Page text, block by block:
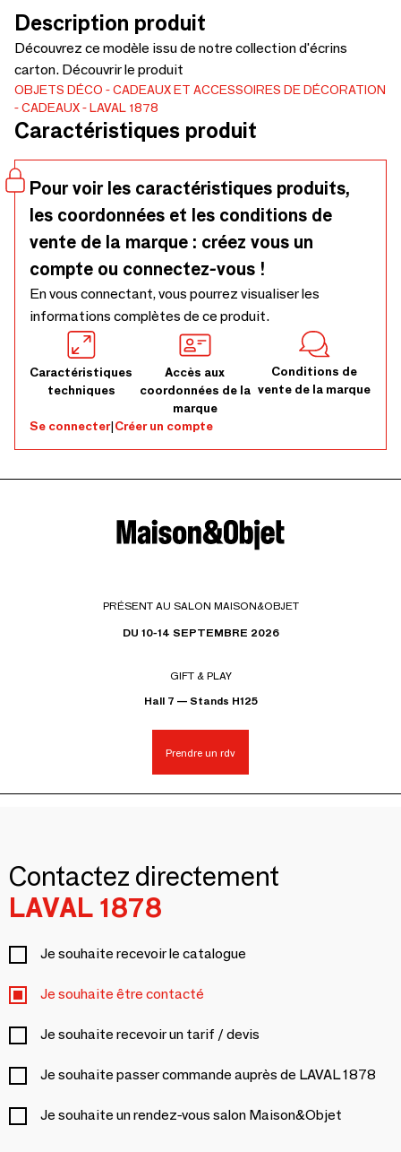
Description produit
Découvrez ce modèle issu de notre collection d'écrins
carton. Découvrir le produit
OBJETS DÉCO
CADEAUX ET ACCESSOIRES DE DÉCORATION
CADEAUX
LAVAL 1878
Caractéristiques produit
Pour voir les caractéristiques produits,
les coordonnées et les conditions de
vente de la marque : créez vous un
compte ou connectez-vous !
En vous connectant, vous pourrez visualiser les
informations complètes de ce produit.
Caractéristiques
techniques
Accès aux
coordonnées de la
marque
Conditions de
vente de la marque
Se connecter|Créer un compte
PRÉSENT AU SALON MAISON&OBJET
DU 10-14 SEPTEMBRE 2026
GIFT & PLAY
Hall 7 — Stands H125
Prendre un rdv
Contactez directement
LAVAL 1878
Je souhaite recevoir le catalogue
Je souhaite être contacté
Je souhaite recevoir un tarif / devis
Je souhaite passer commande auprès de LAVAL 1878
Je souhaite un rendez-vous salon Maison&Objet